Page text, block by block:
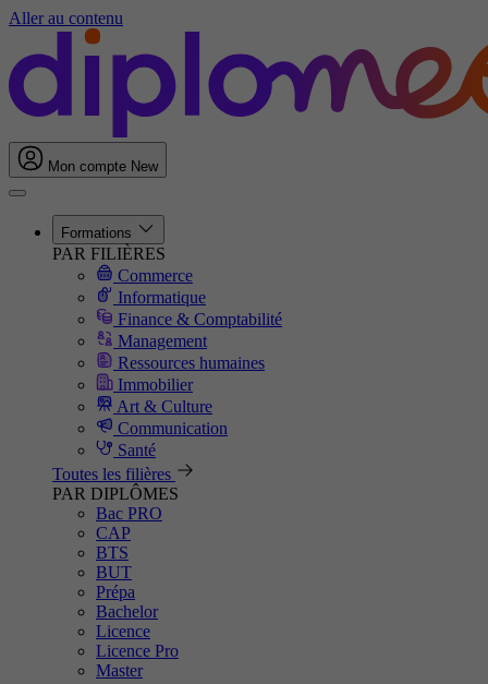
Aller au contenu
Mon compte New
Formations
PAR FILIÈRES
Commerce
Informatique
Finance & Comptabilité
Management
Ressources humaines
Immobilier
Art & Culture
Communication
Santé
Toutes les filières
PAR DIPLÔMES
Bac PRO
CAP
BTS
BUT
Prépa
Bachelor
Licence
Licence Pro
Master